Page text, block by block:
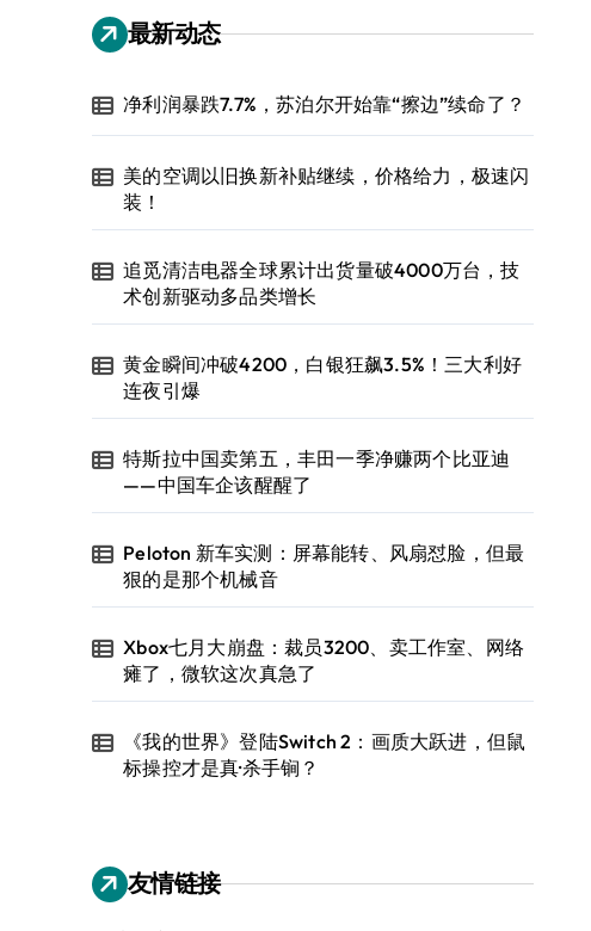
最新动态
净利润暴跌7.7%，苏泊尔开始靠“擦边”续命了？
美的空调以旧换新补贴继续，价格给力，极速闪
装！
追觅清洁电器全球累计出货量破4000万台，技
术创新驱动多品类增长
黄金瞬间冲破4200，白银狂飙3.5%！三大利好
连夜引爆
特斯拉中国卖第五，丰田一季净赚两个比亚迪
——中国车企该醒醒了
Peloton 新车实测：屏幕能转、风扇怼脸，但最
狠的是那个机械音
Xbox七月大崩盘：裁员3200、卖工作室、网络
瘫了，微软这次真急了
《我的世界》登陆Switch 2：画质大跃进，但鼠
标操控才是真·杀手锏？
友情链接